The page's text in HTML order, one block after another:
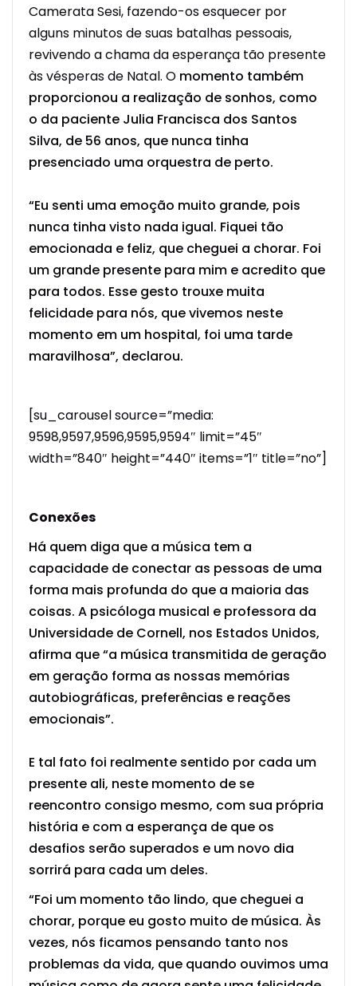
Camerata Sesi, fazendo-os esquecer por
alguns minutos de suas batalhas pessoais,
revivendo a chama da esperança tão presente
às vésperas de Natal. O momento também
proporcionou a realização de sonhos, como
o da paciente Julia Francisca dos Santos
Silva, de 56 anos, que nunca tinha
presenciado uma orquestra de perto.
“Eu senti uma emoção muito grande, pois
nunca tinha visto nada igual. Fiquei tão
emocionada e feliz, que cheguei a chorar. Foi
um grande presente para mim e acredito que
para todos. Esse gesto trouxe muita
felicidade para nós, que vivemos neste
momento em um hospital, foi uma tarde
maravilhosa”, declarou.
[su_carousel source=”media:
9598,9597,9596,9595,9594″ limit=”45″
width=”840″ height=”440″ items=”1″ title=”no”]
Conexões
Há quem diga que a música tem a
capacidade de conectar as pessoas de uma
forma mais profunda do que a maioria das
coisas. A psicóloga musical e professora da
Universidade de Cornell, nos Estados Unidos,
afirma que “a música transmitida de geração
em geração forma as nossas memórias
autobiográficas, preferências e reações
emocionais”.
E tal fato foi realmente sentido por cada um
presente ali, neste momento de se
reencontro consigo mesmo, com sua própria
história e com a esperança de que os
desafios serão superados e um novo dia
sorrirá para cada um deles.
“Foi um momento tão lindo, que cheguei a
chorar, porque eu gosto muito de música. Às
vezes, nós ficamos pensando tanto nos
problemas da vida, que quando ouvimos uma